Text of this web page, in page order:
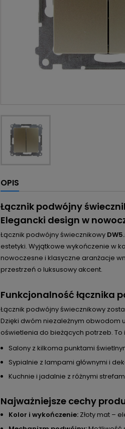
OPIS
Łącznik podwójny
Elegancki design w
Łącznik podwójny świecznikowy
estetyki. Wyjątkowe wykończenie w
nowoczesne i klasyczne aranżacje
przestrzeń o luksusowy akcent.
Funkcjonalność łącznika
Łącznik podwójny świecznikowy
Dzięki dwóm niezależnym obwodom
oświetlenia do bieżących potrzeb.
Salony z kilkoma punktami
Sypialnie z lampami głównymi i
Kuchnie i jadalnie z różnymi
Najważniejsze cechy
Kolor i wykończenie: Złoty mat –